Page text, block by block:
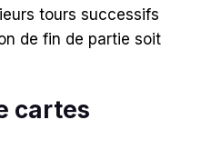
tours successifs
de fin de partie soit
cartes